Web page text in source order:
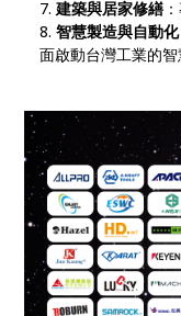
建築與居家修繕
智慧製造與自動化
面啟動台灣工業的智